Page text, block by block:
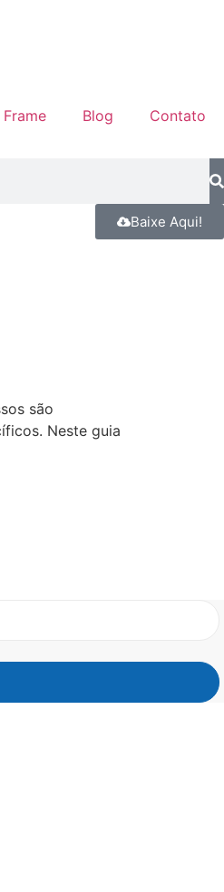
Blog Contato
Baixe Aqui!
são
Neste guia